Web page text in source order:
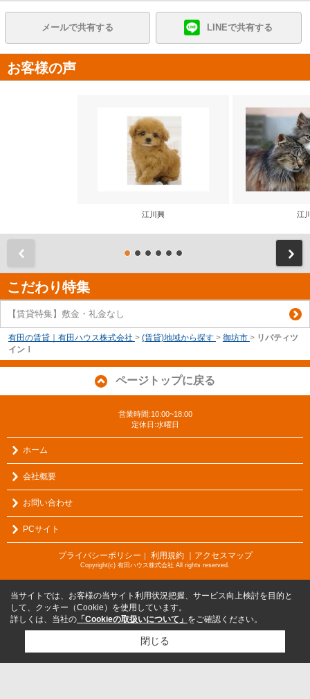
メールで共有する LINEで共有する
お客様の声
江川興 江
こだわり特集
【賃貸特集】敷金・礼金なし
有田の賃貸｜有田ハウス株式会社 > (賃貸)地域から探す > 御坊市 > リバティツ
インⅠ
ページトップに戻る
営業時間:10:00~18:00
定休日:水曜日
ホーム
会社概要
お問い合わせ
PCサイト
プライバシーポリシー 利用規約 ｜アクセスマップ
Copyright(c) 有田ハウス株式会社 All rights reserved.
当サイトでは、お客様の当サイト利用状況把握、サービス向上検討を目的と
して、クッキー（Cookie）を使用しています。
詳しくは、当社の 「Cookieの取扱いについて」 をご確認ください。
閉じる